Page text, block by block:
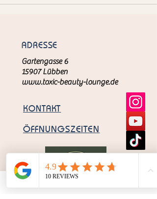
ADRESSE
Gartengasse 6
15907 Lübben
www.toxic-beauty-lounge.de
KONTAKT
ÖFFNUNGSZEITEN